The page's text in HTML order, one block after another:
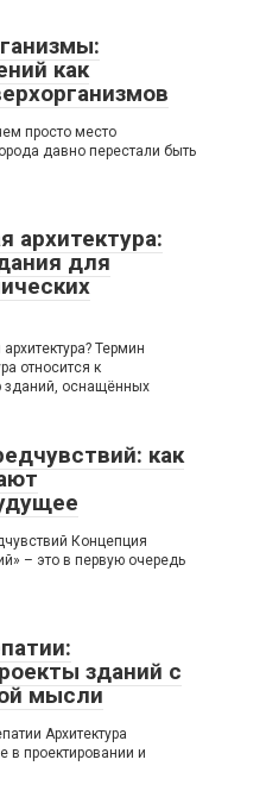
как
просто место
давно перестали быть
архитектура:
для
Термин
относится к
зданий, оснащённых
как
Концепция
– это в первую очередь
зданий с
мысли
Архитектура
в проектировании и